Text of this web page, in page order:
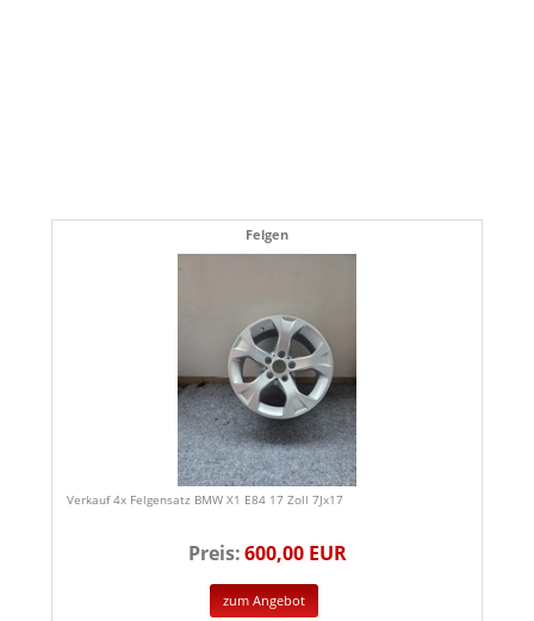
Felgen
Verkauf 4x Felgensatz BMW X1 E84 17 Zoll 7Jx17
Preis:600,00 EUR
zum Angebot